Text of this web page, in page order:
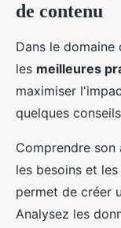
de contenu
Dans le domaine
les meilleures
maximiser
quelques
Comprendre
les besoins et
permet de créer
Analysez les